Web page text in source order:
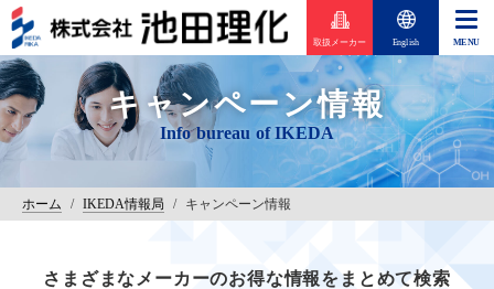
取扱メーカー English
キャンペーン情報
ホーム / IKEDA情報局 / キャンペーン情報
さまざまなメーカーのお得な情報をまとめて検索